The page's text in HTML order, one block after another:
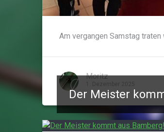
Am vergangen Samstag
Moritz
Der Meister